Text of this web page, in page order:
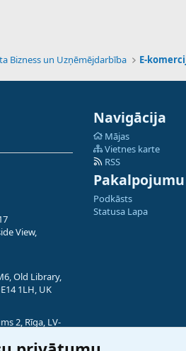
Bizness un Uzņēmējdarbība E-
View,
Old Library,
1LH, UK
2, Rīga, LV-
Navigācija
Mājas
Vietnes karte
RSS
Pakalpojumu
Podkāsts
Statusa Lapa